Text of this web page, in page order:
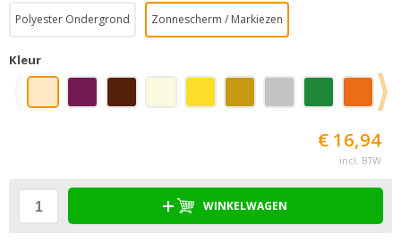
Polyester Ondergrond Zonnescherm / Markiezen
Kleur
€ 16,94
incl. BTW
WINKELWAGEN